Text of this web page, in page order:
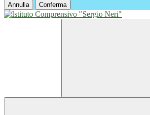
Annulla Conferma